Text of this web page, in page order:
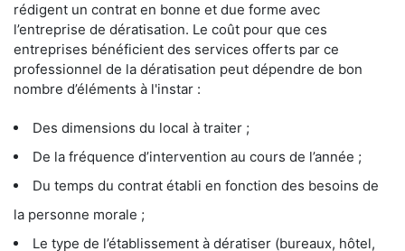
rédigent un contrat en bonne et due forme avec
l’entreprise de dératisation. Le coût pour que ces
entreprises bénéficient des services offerts par ce
professionnel de la dératisation peut dépendre de bon
nombre d’éléments à l'instar :
Des dimensions du local à traiter ;
De la fréquence d’intervention au cours de l’année ;
Du temps du contrat établi en fonction des besoins de
la personne morale ;
Le type de l’établissement à dératiser (bureaux, hôtel,